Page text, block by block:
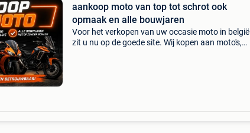
aankoop moto van top tot schrot ook
opmaak en alle bouwjaren
Voor het verkopen van uw occasie moto in belgië
zit u nu op de goede site. Wij kopen aan moto's,